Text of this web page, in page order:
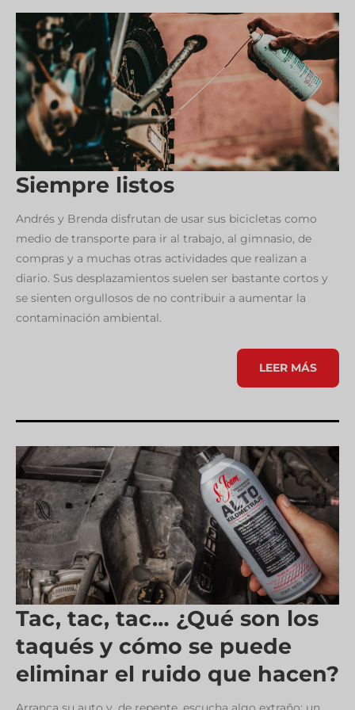
Siempre listos
Andrés y Brenda disfrutan de usar sus bicicletas como
medio de transporte para ir al trabajo, al gimnasio, de
compras y a muchas otras actividades que realizan a
diario. Sus desplazamientos suelen ser bastante cortos y
se sienten orgullosos de no contribuir a aumentar la
contaminación ambiental.
SIEMPRE
LEER MÁS
Tac, tac, tac… ¿Qué son los
taqués y cómo se puede
eliminar el ruido que hacen?